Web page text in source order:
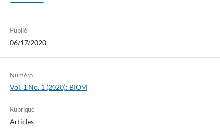
Publié
06/17/2020
Numéro
Vol. 1 No. 1 (2020): BIOM
Rubrique
Articles